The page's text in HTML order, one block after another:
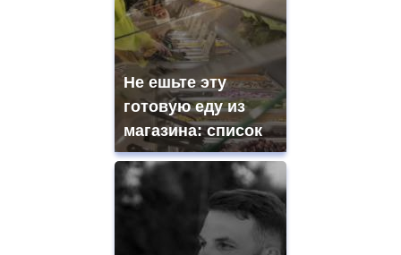
Не ешьте эту
готовую еду из
магазина: список